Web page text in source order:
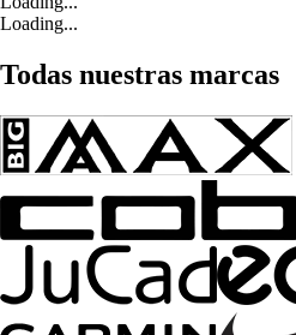
Loading...
Todas nuestras marcas